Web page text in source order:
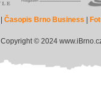
|Časopis Brno Business
Copyright © 2024